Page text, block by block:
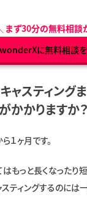
まず30分の無料相談
wonderXに無料相談を
ャスティング
かかりますか？
１ヶ月です。
もっと長くなったり
ティングするのに